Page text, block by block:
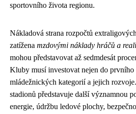
sportovního života regionu.
Nákladová strana rozpočtů
zatížena mzdovými náklady hráčů a
mohou představovat až sedmdesát
Kluby musí investovat nejen do prvního
mládežnických kategorií a jejich
stadionů představuje další významnou
energie, údržbu ledové plochy,